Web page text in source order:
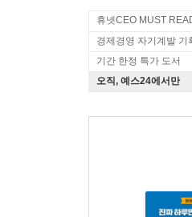
휴넷CEO MUST
경제경영 자기계발 기
기간 한정 특가 도서
오직, 예스24에서만